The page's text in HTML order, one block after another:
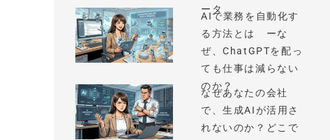
ータ
AIで業務を自動化す
る方法とは ーな
ぜ、ChatGPTを配っ
ても仕事は減らない
のか？
なぜあなたの会社
で、生成AIが活用さ
れないのか？どこで